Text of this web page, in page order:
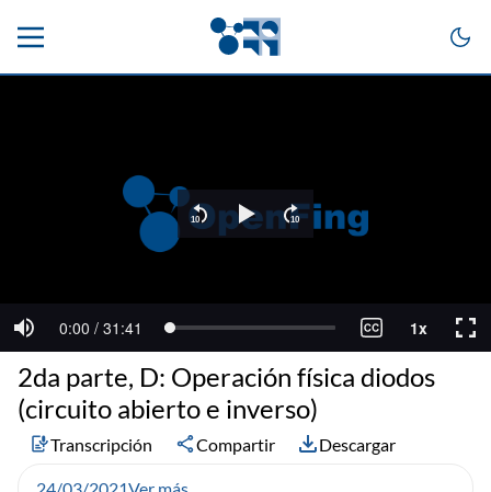
2da parte, D: Operación física diodos
(circuito abierto e inverso)
Transcripción Compartir Descargar